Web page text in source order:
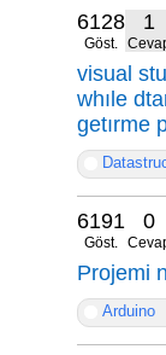
6128
Göst.
1
visual
whıle
getırme
6191
Göst.
0
Projemi
Arduino